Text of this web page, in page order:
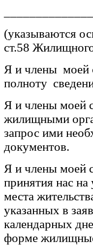
(указываются
ст.58
Я и члены моей
полноту
Я и члены моей
жилищными
запрос ими
документов.
Я и члены моей
принятия нас
места
указанных в
календарных
форме